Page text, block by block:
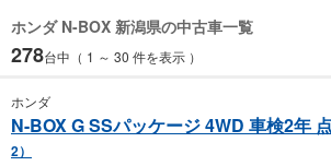
ホンダ N-BOX 新潟県の中古車一覧
278台中（ 1 ～ 30 件を表示 ）
ホンダ
N-BOX G SSパッケージ 4WD 車検2年
2）